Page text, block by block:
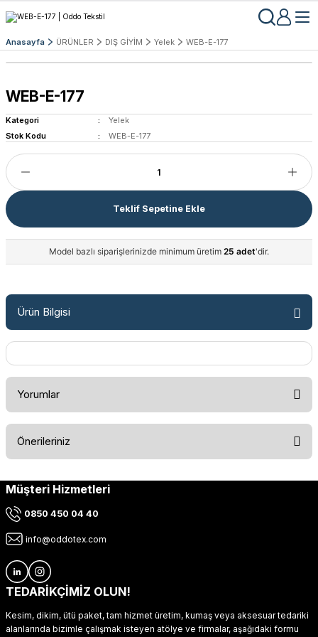
Anasayfa ÜRÜNLER DIŞ GİYİM Yelek WEB-E-177
WEB-E-177
Kategori
Yelek
Stok Kodu
WEB-E-177
Teklif Sepetine Ekle
Model bazlı siparişlerinizde minimum üretim 25 adet'dir.
Ürün Bilgisi
Yorumlar
Önerileriniz
Bu ürünün fiyat bilgisi, resim, ürün açıklamalarında ve diğer
kullanarak tarafımıza iletebilirsiniz.
Ürün resmi kalitesiz, bozuk veya görüntülenemiyor.
Ürün açıklamasında eksik bilgiler bulunuyor.
Ürün fiyatı diğer sitelerden daha pahalı.
Müşteri Hizmetleri
0850 450 04 40
info@oddotex.com
TEDARİKÇİMİZ OLUN!
Kesim, dikim, ütü paket, tam hizmet üretim, kumaş veya aksesuar tedariki
alanlarında bizimle çalışmak isteyen atölye ve firmalar, aşağıdaki formu